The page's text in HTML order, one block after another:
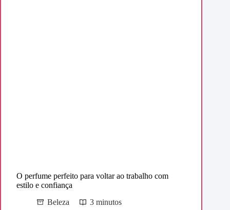
O perfume perfeito para voltar ao trabalho com
estilo e confiança
Beleza
3 minutos